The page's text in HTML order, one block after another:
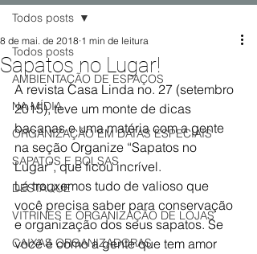
Todos posts
AMBIENTAÇÃO DE ESPAÇOS
NA MÍDIA
ORGANIZAÇÃO EM DATAS ESPECIAIS
SAPATOS E BOLSAS
DESTAQUE
VITRINES E ORGANIZAÇÃO DE LOJAS
CAIXAS ORGANIZADORAS
Todos posts
Sapatos no Lugar!
8 de mai. de 2018 1 min de leitura
A revista Casa Linda no. 27 (setembro
2015), teve um monte de dicas
bacanas e uma matéria com a gente
na seção Organize “Sapatos no
Lugar”, que ficou incrível.
Lá trouxemos tudo de valioso que
você precisa saber para conservação
e organização dos seus sapatos. Se
você é como a gente que tem amor